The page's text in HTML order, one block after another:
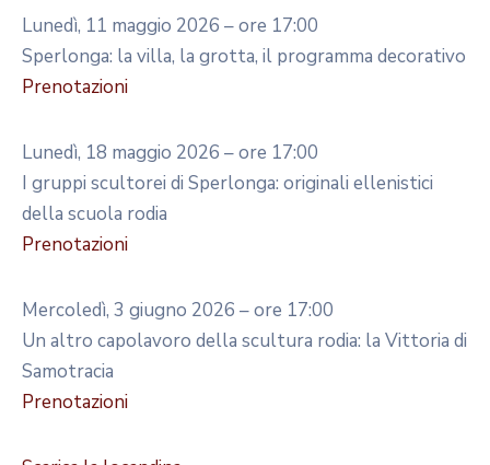
Lunedì, 11 maggio 2026 – ore 17:00
Sperlonga: la villa, la grotta, il programma decorativo
Prenotazioni
Lunedì, 18 maggio 2026 – ore 17:00
I gruppi scultorei di Sperlonga: originali ellenistici
della scuola rodia
Prenotazioni
Mercoledì, 3 giugno 2026 – ore 17:00
Un altro capolavoro della scultura rodia: la Vittoria di
Samotracia
Prenotazioni